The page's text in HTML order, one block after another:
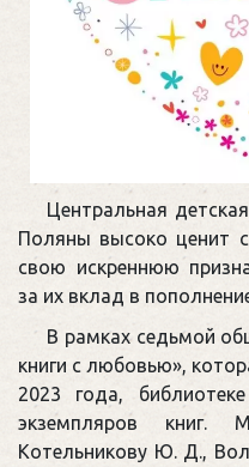
Центральная
Поляны высоко ценит
свою искреннюю
за их вклад в
В рамках седьмой
книги с любовью»,
2023 года,
экземпляров книг.
Котельникову Ю. Д.,